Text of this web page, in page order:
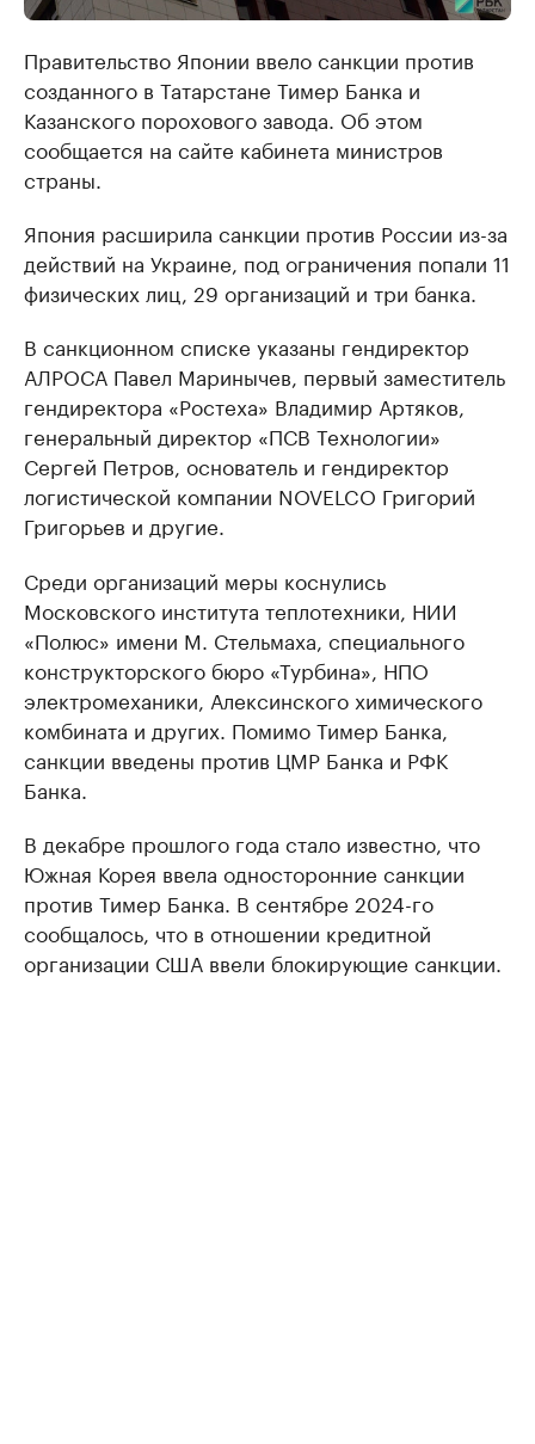
Правительство Японии ввело санкции против
созданного в Татарстане Тимер Банка и
Казанского порохового завода. Об этом
сообщается на сайте кабинета министров
страны.
Япония расширила санкции против России из-за
действий на Украине, под ограничения попали 11
физических лиц, 29 организаций и три банка.
В санкционном списке указаны гендиректор
АЛРОСА Павел Маринычев, первый заместитель
гендиректора «Ростеха» Владимир Артяков,
генеральный директор «ПСВ Технологии»
Сергей Петров, основатель и гендиректор
логистической компании NOVELCO Григорий
Григорьев и другие.
Среди организаций меры коснулись
Московского института теплотехники, НИИ
«Полюс» имени М. Стельмаха, специального
конструкторского бюро «Турбина», НПО
электромеханики, Алексинского химического
комбината и других. Помимо Тимер Банка,
санкции введены против ЦМР Банка и РФК
Банка.
В декабре прошлого года стало известно, что
Южная Корея ввела односторонние санкции
против Тимер Банка. В сентябре 2024-го
сообщалось, что в отношении кредитной
организации США ввели блокирующие санкции.